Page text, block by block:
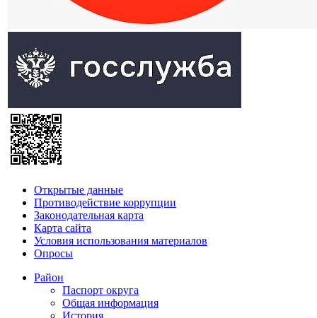
Открытые данные
Противодействие коррупции
Законодательная карта
Карта сайта
Условия использования материалов
Опросы
Район
Паспорт округа
Общая информация